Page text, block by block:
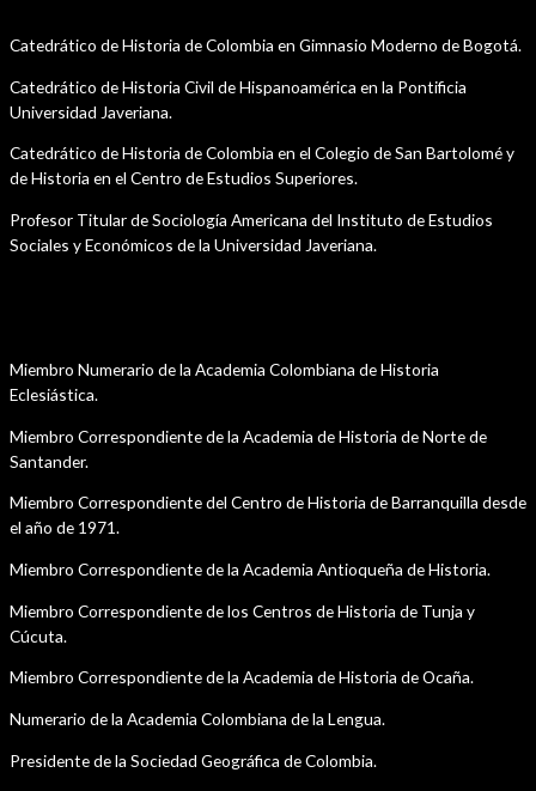
Catedrático de Historia de Colombia en Gimnasio Moderno de Bogotá.
Catedrático de Historia Civil de Hispanoamérica en la Pontificia
Universidad Javeriana.
Catedrático de Historia de Colombia en el Colegio de San Bartolomé y
de Historia en el Centro de Estudios Superiores.
Profesor Titular de Sociología Americana del Instituto de Estudios
Sociales y Económicos de la Universidad Javeriana.
Miembro Numerario de la Academia Colombiana de Historia
Eclesiástica.
Miembro Correspondiente de la Academia de Historia de Norte de
Santander.
Miembro Correspondiente del Centro de Historia de Barranquilla desde
el año de 1971.
Miembro Correspondiente de la Academia Antioqueña de Historia.
Miembro Correspondiente de los Centros de Historia de Tunja y
Cúcuta.
Miembro Correspondiente de la Academia de Historia de Ocaña.
Numerario de la Academia Colombiana de la Lengua.
Presidente de la Sociedad Geográfica de Colombia.